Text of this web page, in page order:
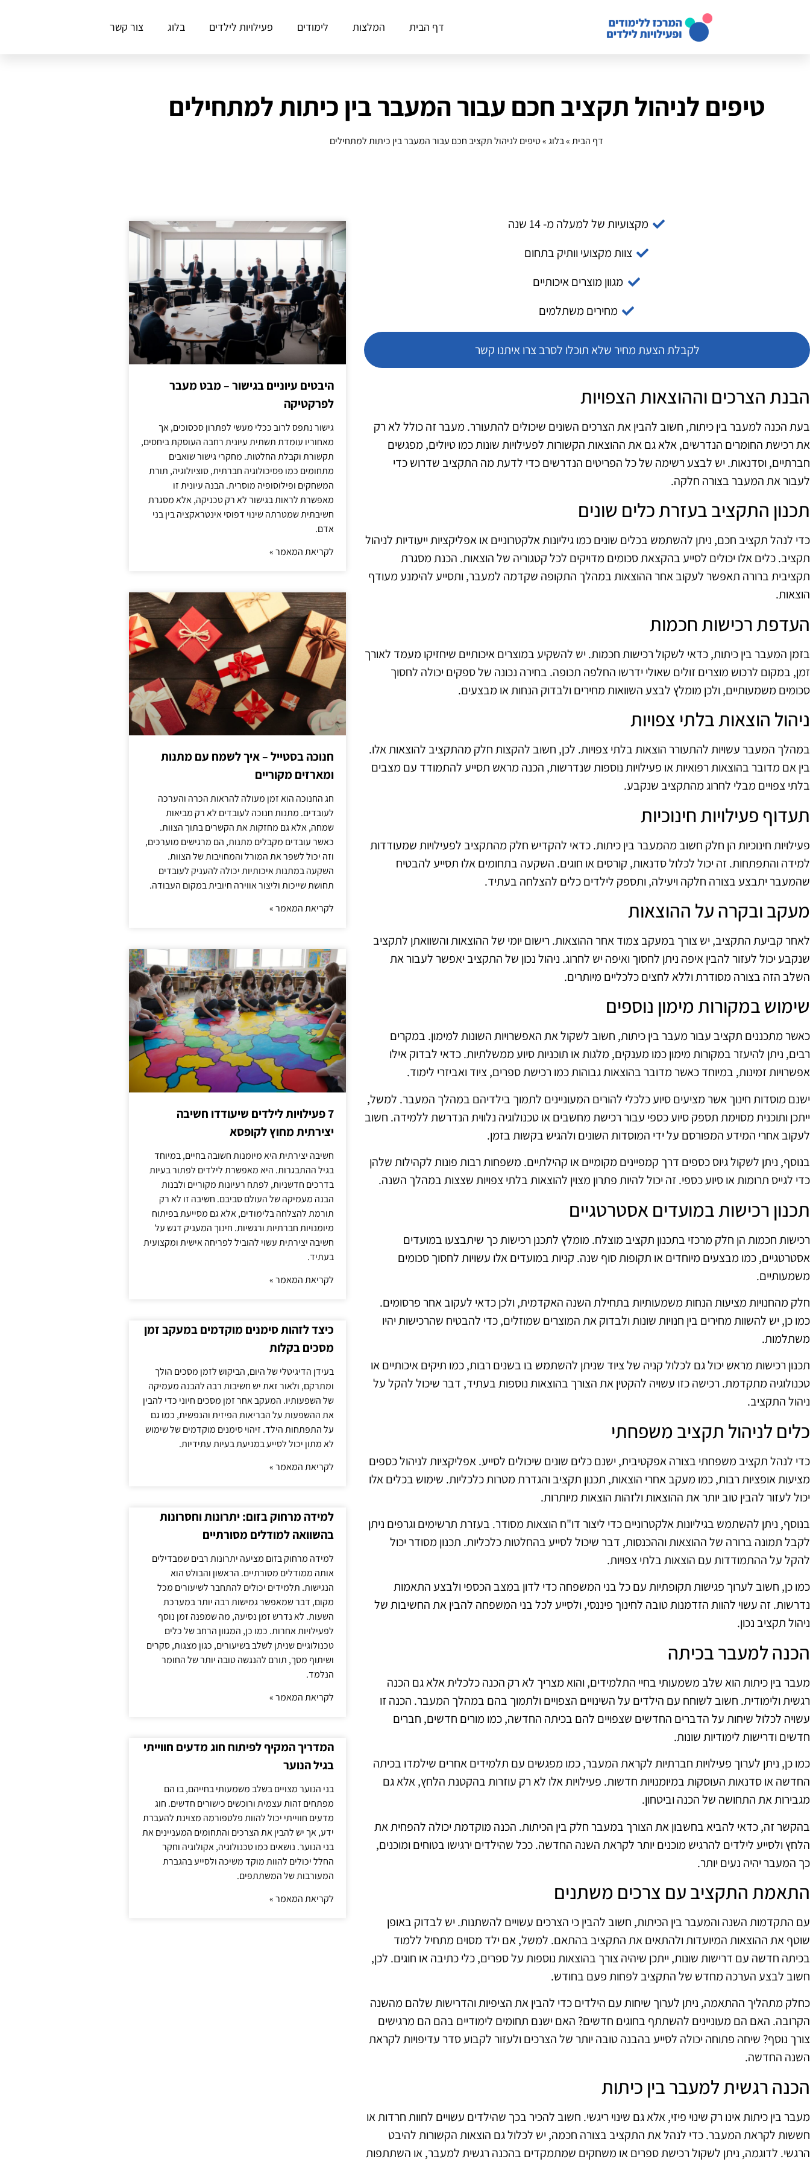
דף הבית המלצות לימודים פעילויות לילדים בלוג צור קשר
טיפים לניהול תקציב חכם עבור המעבר בין כיתות למתחילים
דף הבית»בלוג»טיפים לניהול תקציב חכם עבור המעבר בין כיתות למתחילים
מקצועיות של למעלה מ- 14 שנה
צוות מקצועי וותיק בתחום
מגוון מוצרים איכותיים
מחירים משתלמים
לקבלת הצעת מחיר שלא תוכלו לסרב צרו איתנו קשר
הבנת הצרכים וההוצאות הצפויות
בעת הכנה למעבר בין כיתות, חשוב להבין את הצרכים השונים שיכולים להתעורר. מעבר זה כולל לא רק
את רכישת החומרים הנדרשים, אלא גם את ההוצאות הקשורות לפעילויות שונות כמו טיולים, מפגשים
חברתיים, וסדנאות. יש לבצע רשימה של כל הפריטים הנדרשים כדי לדעת מה התקציב שדרוש כדי
לעבור את המעבר בצורה חלקה.
תכנון התקציב בעזרת כלים שונים
כדי לנהל תקציב חכם, ניתן להשתמש בכלים שונים כמו גיליונות אלקטרוניים או אפליקציות ייעודיות לניהול
תקציב. כלים אלו יכולים לסייע בהקצאת סכומים מדויקים לכל קטגוריה של הוצאות. הכנת מסגרת
תקציבית ברורה תאפשר לעקוב אחר ההוצאות במהלך התקופה שקדמה למעבר, ותסייע להימנע מעודף
הוצאות.
העדפת רכישות חכמות
בזמן המעבר בין כיתות, כדאי לשקול רכישות חכמות. יש להשקיע במוצרים איכותיים שיחזיקו מעמד לאורך
זמן, במקום לרכוש מוצרים זולים שאולי ידרשו החלפה תכופה. בחירה נכונה של ספקים יכולה לחסוך
סכומים משמעותיים, ולכן מומלץ לבצע השוואות מחירים ולבדוק הנחות או מבצעים.
ניהול הוצאות בלתי צפויות
במהלך המעבר עשויות להתעורר הוצאות בלתי צפויות. לכן, חשוב להקצות חלק מהתקציב להוצאות אלו.
בין אם מדובר בהוצאות רפואיות או פעילויות נוספות שנדרשות, הכנה מראש תסייע להתמודד עם מצבים
בלתי צפויים מבלי לחרוג מהתקציב שנקבע.
תעדוף פעילויות חינוכיות
פעילויות חינוכיות הן חלק חשוב מהמעבר בין כיתות. כדאי להקדיש חלק מהתקציב לפעילויות שמעודדות
למידה והתפתחות. זה יכול לכלול סדנאות, קורסים או חוגים. השקעה בתחומים אלו תסייע להבטיח
שהמעבר יתבצע בצורה חלקה ויעילה, ותספק לילדים כלים להצלחה בעתיד.
מעקב ובקרה על ההוצאות
לאחר קביעת התקציב, יש צורך במעקב צמוד אחר ההוצאות. רישום יומי של ההוצאות והשוואתן לתקציב
שנקבע יכול לעזור להבין איפה ניתן לחסוך ואיפה יש לחרוג. ניהול נכון של התקציב יאפשר לעבור את
השלב הזה בצורה מסודרת וללא לחצים כלכליים מיותרים.
שימוש במקורות מימון נוספים
כאשר מתכננים תקציב עבור מעבר בין כיתות, חשוב לשקול את האפשרויות השונות למימון. במקרים
רבים, ניתן להיעזר במקורות מימון כמו מענקים, מלגות או תוכניות סיוע ממשלתיות. כדאי לבדוק אילו
אפשרויות זמינות, במיוחד כאשר מדובר בהוצאות גבוהות כמו רכישת ספרים, ציוד ואביזרי לימוד.
ישנם מוסדות חינוך אשר מציעים סיוע כלכלי להורים המעוניינים לתמוך בילדיהם במהלך המעבר. למשל,
ייתכן ותוכנית מסוימת תספק סיוע כספי עבור רכישת מחשבים או טכנולוגיה נלווית הנדרשת ללמידה. חשוב
לעקוב אחרי המידע המפורסם על ידי המוסדות השונים ולהגיש בקשות בזמן.
בנוסף, ניתן לשקול גיוס כספים דרך קמפיינים מקומיים או קהילתיים. משפחות רבות פונות לקהילות שלהן
כדי לגייס תרומות או סיוע כספי. זה יכול להיות פתרון מצוין להוצאות בלתי צפויות שצצות במהלך השנה.
תכנון רכישות במועדים אסטרטגיים
רכישות חכמות הן חלק מרכזי בתכנון תקציב מוצלח. מומלץ לתכנן רכישות כך שיתבצעו במועדים
אסטרטגיים, כמו מבצעים מיוחדים או תקופות סוף שנה. קניות במועדים אלו עשויות לחסוך סכומים
משמעותיים.
חלק מהחנויות מציעות הנחות משמעותיות בתחילת השנה האקדמית, ולכן כדאי לעקוב אחר פרסומים.
כמו כן, יש להשוות מחירים בין חנויות שונות ולבדוק את המוצרים שמוזלים, כדי להבטיח שהרכישות יהיו
משתלמות.
תכנון רכישות מראש יכול גם לכלול קניה של ציוד שניתן להשתמש בו בשנים רבות, כמו תיקים איכותיים או
טכנולוגיה מתקדמת. רכישה כזו עשויה להקטין את הצורך בהוצאות נוספות בעתיד, דבר שיכול להקל על
ניהול התקציב.
כלים לניהול תקציב משפחתי
כדי לנהל תקציב משפחתי בצורה אפקטיבית, ישנם כלים שונים שיכולים לסייע. אפליקציות לניהול כספים
מציעות אופציות רבות, כמו מעקב אחרי הוצאות, תכנון תקציב והגדרת מטרות כלכליות. שימוש בכלים אלו
יכול לעזור להבין טוב יותר את ההוצאות ולזהות הוצאות מיותרות.
בנוסף, ניתן להשתמש בגיליונות אלקטרוניים כדי ליצור דו"ח הוצאות מסודר. בעזרת תרשימים וגרפים ניתן
לקבל תמונה ברורה של ההוצאות וההכנסות, דבר שיכול לסייע בהחלטות כלכליות. תכנון מסודר יכול
להקל על ההתמודדות עם הוצאות בלתי צפויות.
כמו כן, חשוב לערוך פגישות תקופתיות עם כל בני המשפחה כדי לדון במצב הכספי ולבצע התאמות
נדרשות. זה עשוי להוות הזדמנות טובה לחינוך פיננסי, ולסייע לכל בני המשפחה להבין את החשיבות של
ניהול תקציב נכון.
הכנה למעבר בכיתה
מעבר בין כיתות הוא שלב משמעותי בחיי התלמידים, והוא מצריך לא רק הכנה כלכלית אלא גם הכנה
רגשית ולימודית. חשוב לשוחח עם הילדים על השינויים הצפויים ולתמוך בהם במהלך המעבר. הכנה זו
עשויה לכלול שיחות על הדברים החדשים שצפויים להם בכיתה החדשה, כמו מורים חדשים, חברים
חדשים ודרישות לימודיות שונות.
כמו כן, ניתן לערוך פעילויות חברתיות לקראת המעבר, כמו מפגשים עם תלמידים אחרים שילמדו בכיתה
החדשה או סדנאות העוסקות במיומנויות חדשות. פעילויות אלו לא רק עוזרות בהקטנת הלחץ, אלא גם
מגבירות את התחושה של הכנה וביטחון.
בהקשר זה, כדאי להביא בחשבון את הצורך במעבר חלק בין הכיתות. הכנה מוקדמת יכולה להפחית את
הלחץ ולסייע לילדים להרגיש מוכנים יותר לקראת השנה החדשה. ככל שהילדים ירגישו בטוחים ומוכנים,
כך המעבר יהיה נעים יותר.
התאמת התקציב עם צרכים משתנים
עם התקדמות השנה והמעבר בין הכיתות, חשוב להבין כי הצרכים עשויים להשתנות. יש לבדוק באופן
שוטף את ההוצאות המיועדות ולהתאים את התקציב בהתאם. למשל, אם ילד מסוים מתחיל ללמוד
בכיתה חדשה עם דרישות שונות, ייתכן שיהיה צורך בהוצאות נוספות על ספרים, כלי כתיבה או חוגים. לכן,
חשוב לבצע הערכה מחדש של התקציב לפחות פעם בחודש.
כחלק מתהליך ההתאמה, ניתן לערוך שיחות עם הילדים כדי להבין את הציפיות והדרישות שלהם מהשנה
הקרובה. האם הם מעוניינים להשתתף בחוגים חדשים? האם ישנם תחומים לימודיים בהם הם מרגישים
צורך נוסף? שיחה פתוחה יכולה לסייע בהבנה טובה יותר של הצרכים ולעזור לקבוע סדר עדיפויות לקראת
השנה החדשה.
הכנה רגשית למעבר בין כיתות
מעבר בין כיתות אינו רק שינוי פיזי, אלא גם שינוי ריגשי. חשוב להכיר בכך שהילדים עשויים לחוות חרדות או
חששות לקראת המעבר. כדי לנהל את התקציב בצורה חכמה, יש לכלול גם הוצאות הקשורות להיבט
הרגשי. לדוגמה, ניתן לשקול רכישת ספרים או משחקים שמתמקדים בהכנה רגשית למעבר, או השתתפות
היבטים עיוניים בגישור – מבט מעבר
לפרקטיקה
גישור נתפס לרוב ככלי מעשי לפתרון סכסוכים, אך
מאחוריו עומדת תשתית עיונית רחבה העוסקת ביחסים,
תקשורת וקבלת החלטות. מחקרי גישור שואבים
מתחומים כמו פסיכולוגיה חברתית, סוציולוגיה, תורת
המשחקים ופילוסופיה מוסרית. הבנה עיונית זו
מאפשרת לראות בגישור לא רק טכניקה, אלא מסגרת
חשיבתית שמטרתה שינוי דפוסי אינטראקציה בין בני
אדם.
לקריאת המאמר »
חנוכה בסטייל – איך לשמח עם מתנות
ומארזים מקוריים
חג החנוכה הוא זמן מעולה להראות הכרה והערכה
לעובדים. מתנות חנוכה לעובדים לא רק מביאות
שמחה, אלא גם מחזקות את הקשרים בתוך הצוות.
כאשר עובדים מקבלים מתנות, הם מרגישים מוערכים,
וזה יכול לשפר את המורל והמחויבות של הצוות.
השקעה במתנות איכותיות יכולה להעניק לעובדים
תחושת שייכות וליצור אווירה חיובית במקום העבודה.
לקריאת המאמר »
7 פעילויות לילדים שיעודדו חשיבה
יצירתית מחוץ לקופסא
חשיבה יצירתית היא מיומנות חשובה בחיים, במיוחד
בגיל ההתבגרות. היא מאפשרת לילדים לפתור בעיות
בדרכים חדשניות, לפתח רעיונות מקוריים ולבנות
הבנה מעמיקה של העולם סביבם. חשיבה זו לא רק
תורמת להצלחה בלימודים, אלא גם מסייעת בפיתוח
מיומנויות חברתיות ורגשיות. חינוך המעניק דגש על
חשיבה יצירתית עשוי להוביל לפריחה אישית ומקצועית
בעתיד.
לקריאת המאמר »
כיצד לזהות סימנים מוקדמים במעקב זמן
מסכים בקלות
בעידן הדיגיטלי של היום, הביקוש לזמן מסכים הולך
ומתרקם, ולאור זאת יש חשיבות רבה להבנה מעמיקה
של השפעותיו. המעקב אחר זמן מסכים חיוני כדי להבין
את ההשפעות על הבריאות הפיזית והנפשית, כמו גם
על התפתחות הילד. זיהוי סימנים מוקדמים של שימוש
לא מתון יכול לסייע במניעת בעיות עתידיות.
לקריאת המאמר »
למידה מרחוק בזום: יתרונות וחסרונות
בהשוואה למודלים מסורתיים
למידה מרחוק בזום מציעה יתרונות רבים שמבדילים
אותה ממודלים מסורתיים. הראשון והבולט הוא
הנגישות. תלמידים יכולים להתחבר לשיעורים מכל
מקום, דבר שמאפשר גמישות רבה יותר במערכת
השעות. לא נדרש זמן נסיעה, מה שמפנה זמן נוסף
לפעילויות אחרות. כמו כן, המגוון הרחב של כלים
טכנולוגיים שניתן לשלב בשיעורים, כגון מצגות, סקרים
ושיתוף מסך, תורם להנגשה טובה יותר של החומר
הנלמד.
לקריאת המאמר »
המדריך המקיף לפיתוח חוג מדעים חווייתי
בגיל הנוער
בני הנוער מצויים בשלב משמעותי בחייהם, בו הם
מפתחים זהות עצמית ורוכשים כישורים חדשים. חוג
מדעים חווייתי יכול להוות פלטפורמה מצוינת להעברת
ידע, אך יש להבין את הצרכים והתחומים המעניינים את
בני הנוער. נושאים כמו טכנולוגיה, אקולוגיה וחקר
החלל יכולים להוות מוקד משיכה ולסייע בהגברת
המעורבות של המשתתפים.
לקריאת המאמר »